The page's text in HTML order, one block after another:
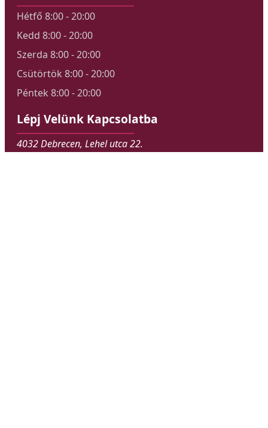
Hétfő 8:00 - 20:00
Kedd 8:00 - 20:00
Szerda 8:00 - 20:00
Csütörtök 8:00 - 20:00
Péntek 8:00 - 20:00
Lépj Velünk Kapcsolatba
4032 Debrecen, Lehel utca 22.